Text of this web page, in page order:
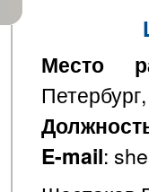
Место
E-mail: